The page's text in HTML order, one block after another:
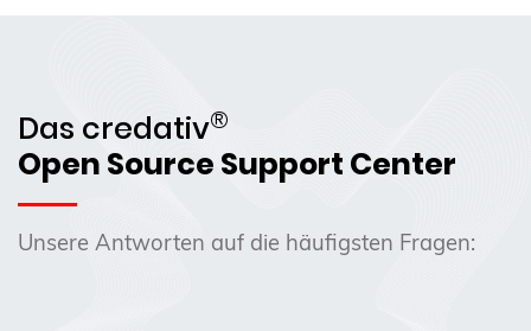
Das credativ®
Open Source Support Center
Unsere Antworten auf die häufigsten Fragen: